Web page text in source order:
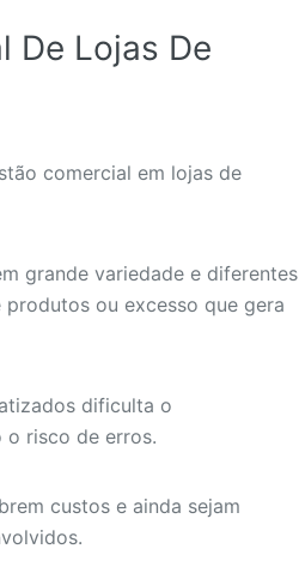
De Lojas De
comercial em lojas de
grande variedade e diferentes
ou excesso que gera
dificulta o
o risco de erros.
custos e ainda sejam